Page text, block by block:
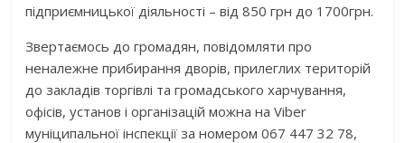
підприємницької діяльності – від 850 грн до 1700грн.
Звертаємось до громадян, повідомляти про
неналежне прибирання дворів, прилеглих територій
до закладів торгівлі та громадського харчування,
офісів, установ і організацій можна на Viber
муніципальної інспекції за номером 067 447 32 78,